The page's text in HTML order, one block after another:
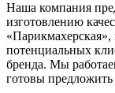
Наша компания
изготовлению
потенциальных
бренда. Мы
готовы